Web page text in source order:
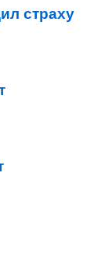
страху